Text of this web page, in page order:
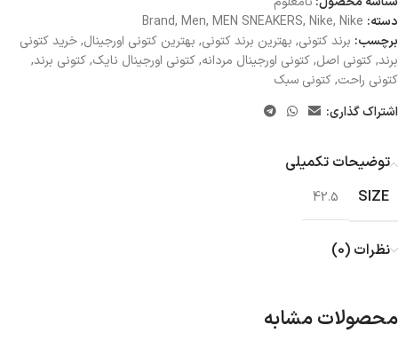
دسته:
Brand, Men, MEN SNEAKERS, Nike, Nike
برچسب: برند کتونی, بهترین برند کتونی, بهترین کتونی اورجینال,خرید کتونی
برند,کتونی اصل,کتونی اورجینال مردانه,کتونی اورجینال نایک,کتونی برند,
کتونی راحت,کتونی سبک
اشتراک گذاری:
توضیحات تکمیلی
SIZE
42.5
نظرات (0)
محصولات مشابه